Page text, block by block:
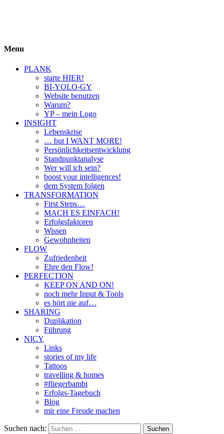
Menu
PLANK
starte HIER!
BI-YOLO-GY
Website benutzen
Warum?
YP – mein Logo
INSIGHT
Lebenskrise
… but I WANT MORE!
Persönlichkeitsentwicklung
Standpunktanalyse
Wer will ich sein?
boost your intelligences!
dem System folgen
TRANSFORMATION
First Steps…
MACH ES EINFACH!
Erfolgsfaktoren
Wissen
Gewohnheiten
FLOW
Zufriedenheit
Ehre den Flow!
PERFECTION
KEEP ON AND ON!
noch mehr Input & Tools
es hört nie auf…
SHARING
Duplikation
Führung
NICY
Links
stories of my life
Tattoos
travelling & homes
#fliegerbambi
Erfolgs-Tagebuch
Blog
mir eine Freude machen
Suchen nach: